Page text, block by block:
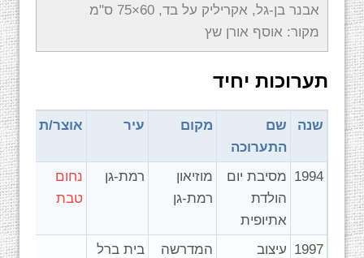
אבנר בן-גל, אקריליק על בד, 60×75 ס"מ
מקור: אוסף אורן שץ
תערוכות יחיד
שנה
שם
התערוכה
מקום עיר אוצר/ת
1994 מסיבת יום
הולדת
אתיופית
מוזיאון
רמת-גן
רמת-גן
נחום
טבת
1997 עיצוב
המדרשה
בית ברל